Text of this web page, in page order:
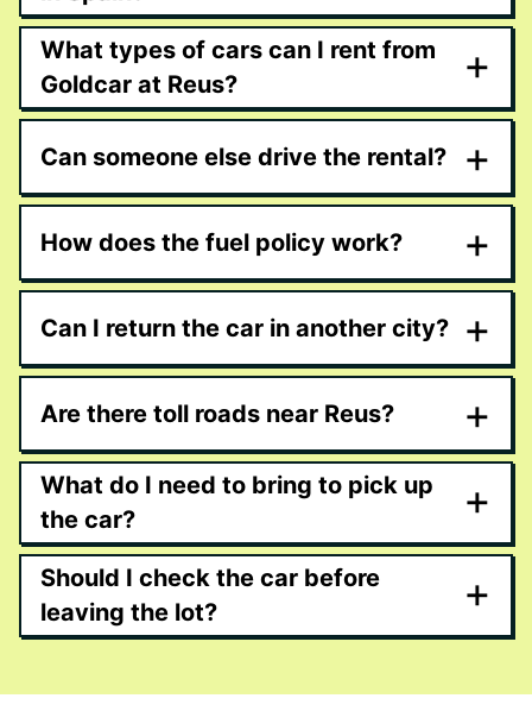
What types of cars can I rent from
Goldcar at Reus?
+
Can someone else drive the rental? +
How does the fuel policy work? +
Can I return the car in another city? +
Are there toll roads near Reus? +
What do I need to bring to pick up
the car?
+
Should I check the car before
leaving the lot?
+